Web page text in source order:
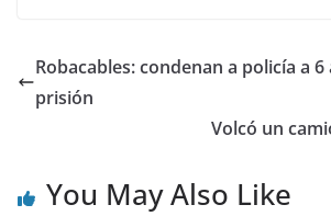
Robacables: condenan a policía a
prisión
Volcó un
You May Also Like